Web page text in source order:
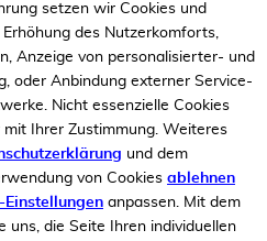
setzen wir Cookies und
des Nutzerkomforts,
Anzeige von personalisierter- und
oder Anbindung externer Service-
Nicht essenzielle Cookies
Ihrer Zustimmung. Weiteres
und dem
von Cookies ablehnen
Einstellungen anpassen. Mit dem
uns, die Seite Ihren individuellen